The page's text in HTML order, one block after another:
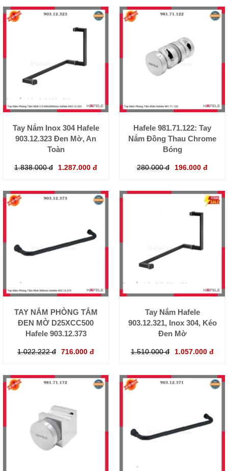
Tay Nắm Inox 304 Hafele
903.12.323 Đen Mờ, An
Toàn
1.838.000 đ 1.287.000 đ
Hafele 981.71.122: Tay
Nắm Đồng Thau Chrome
Bóng
280.000 đ 196.000 đ
TAY NẮM PHÒNG TẮM
ĐEN MỜ D25XCC500
Hafele 903.12.373
1.022.222 đ 716.000 đ
Tay Nắm Hafele
903.12.321, Inox 304, Kéo
Đen Mờ
1.510.000 đ 1.057.000 đ